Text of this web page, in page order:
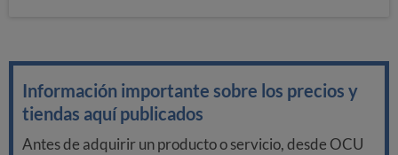
Información importante sobre los precios y
tiendas aquí publicados
Antes de adquirir un producto o servicio, desde OCU